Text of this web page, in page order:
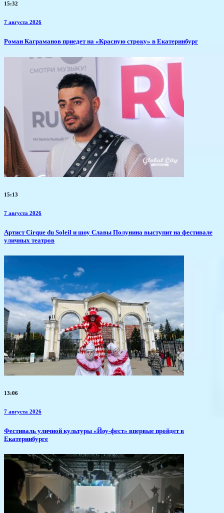
15:32
7 августа 2026
​Роман Каграманов приедет на «Красную строку» в Екатеринбург
15:13
7 августа 2026
Артист Cirque du Soleil и шоу Славы Полунина выступит на фестивале
уличных театров
13:06
7 августа 2026
​Фестиваль уличной культуры «Йоу-фест» впервые пройдет в
Екатеринбурге